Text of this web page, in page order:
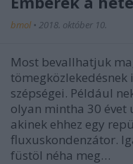
bmol • 2018. október 10.
Most bevallhatjuk
tömegközlekedésnek
szépségei. Például
olyan mintha 30 évet
akinek ehhez egy
fluxuskondenzátor.
füstöl néha meg…